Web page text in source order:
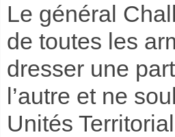
Le général
de toutes les
dresser une
l’autre et ne
Unités